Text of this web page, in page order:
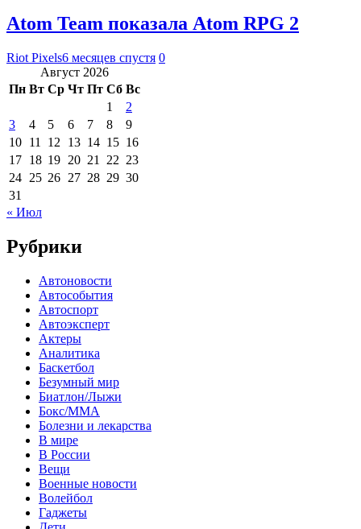
Atom Team показала Atom RPG 2
Riot Pixels6 месяцев спустя 0
Август 2026
Пн Вт Ср Чт Пт Сб Вс
1
2
3
4 5 6 7 8
9
10 11 12 13 14 15 16
17 18 19 20 21 22 23
24 25 26 27 28 29 30
31
« Июл
Рубрики
Автоновости
Автособытия
Автоспорт
Автоэксперт
Актеры
Аналитика
Баскетбол
Безумный мир
Биатлон/Лыжи
Бокс/MMA
Болезни и лекарства
В мире
В России
Вещи
Военные новости
Волейбол
Гаджеты